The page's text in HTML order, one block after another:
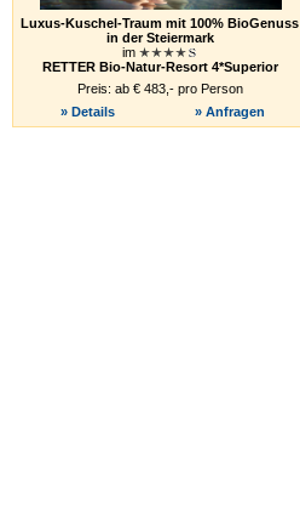
Luxus-Kuschel-Traum mit 100% BioGenuss
in der Steiermark
im
RETTER Bio-Natur-Resort 4*Superior
Preis: ab € 483,- pro Person
» Details
» Anfragen